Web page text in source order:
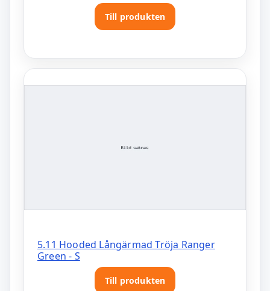
Till produkten
5.11 Hooded Långärmad Tröja Ranger
Green - S
Till produkten